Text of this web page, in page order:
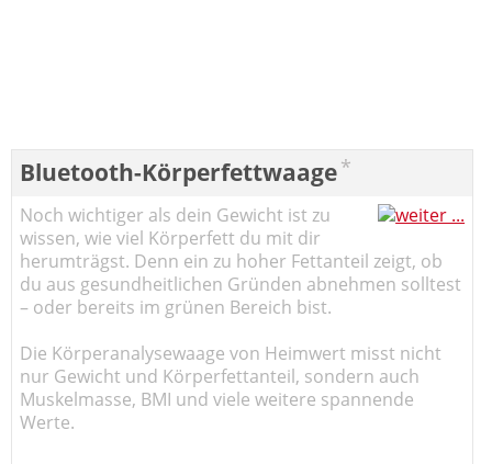
Bluetooth-Körperfettwaage*
Noch wichtiger als dein Gewicht ist zu
wissen, wie viel Körperfett du mit dir
herumträgst. Denn ein zu hoher Fettanteil zeigt, ob
du aus gesundheitlichen Gründen abnehmen solltest
– oder bereits im grünen Bereich bist.
Die Körperanalysewaage von Heimwert misst nicht
nur Gewicht und Körperfettanteil, sondern auch
Muskelmasse, BMI und viele weitere spannende
Werte.